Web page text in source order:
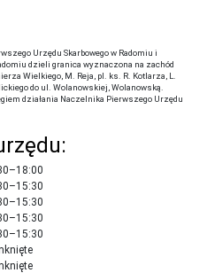
Urzędu Skarbowego w Radomiu i
dzieli granica wyznaczona na zachód
Wielkiego, M. Reja, pl. ks. R. Kotlarza, L.
do ul. Wolanowskiej, Wolanowską.
działania Naczelnika Pierwszego Urzędu